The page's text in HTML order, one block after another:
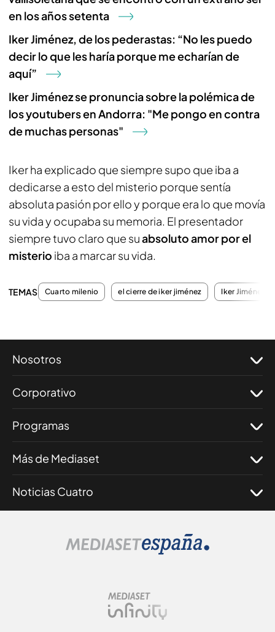
en los años setenta
Iker Jiménez, de los pederastas: “No les puedo
decir lo que les haría porque me echarían de
aquí”
Iker Jiménez se pronuncia sobre la polémica de
los youtubers en Andorra: "Me pongo en contra
de muchas personas"
Iker ha explicado que siempre supo que iba a
dedicarse a esto del misterio porque sentía
absoluta pasión por ello y porque era lo que movía
su vida y ocupaba su memoria. El presentador
siempre tuvo claro que suabsoluto amor por el
misterio iba a marcar su vida.
TEMAS Cuarto milenio el cierre de iker jiménez Iker Jiménez
Nosotros
Corporativo
Programas
Más de Mediaset
Noticias Cuatro